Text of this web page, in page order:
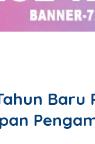
Baru